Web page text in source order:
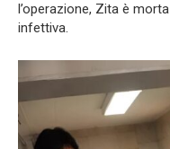
l’operazione, Zita è
infettiva.